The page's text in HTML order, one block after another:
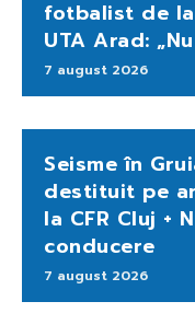
fotbalist de
UTA Arad:
7 august 2026
Seisme în
destituit pe
la CFR Cluj +
conducere
7 august 2026